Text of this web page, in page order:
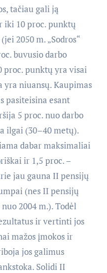
tačiau gali ją
10 proc. punktų
2050 m. „Sodros“
buvusio darbo
proc. punktų yra visai
yra niuansų. Kaupimas
pasiteisina esant
5 proc. nuo darbo
ilgai (30–40 metų).
dabar maksimaliai
ir 1,5 proc. –
jau gauna II pensijų
(nes II pensijų
2004 m.). Todėl
ir vertinti jos
mažos įmokos ir
jos galimus
Solidi II